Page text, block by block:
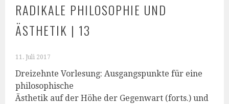
RADIKALE PHILOSOPHIE UND
ÄSTHETIK | 13
11. Juli 2017
Dreizehnte Vorlesung: Ausgangspunkte für eine
philosophische
Ästhetik auf der Höhe der Gegenwart (forts.) und